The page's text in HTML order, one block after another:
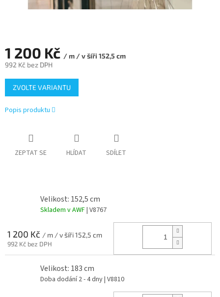
1 200 Kč / m / v šíři 152,5 cm
992 Kč bez DPH
Měrná
cena:
ZVOLTE VARIANTU
Popis produktu
ZEPTAT SE HLÍDAT SDÍLET
Velikost: 152,5 cm
Skladem v AWF| V8767
1 200 Kč / m / v šíři 152,5 cm
992 Kč bez DPH
Velikost: 183 cm
Doba dodání 2 - 4 dny| V8810